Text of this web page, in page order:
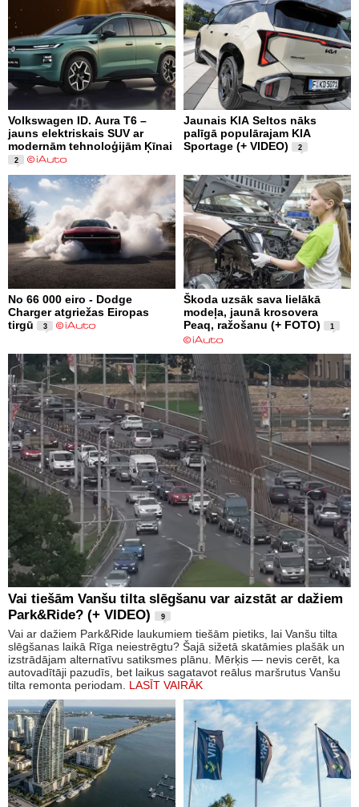
Volkswagen ID. Aura T6 –
jauns elektriskais SUV ar
modernām tehnoloģijām Ķīnai
2
Jaunais KIA Seltos nāks
palīgā populārajam KIA
Sportage (+ VIDEO)
2
No 66 000 eiro - Dodge
Charger atgriežas Eiropas
tirgū
3
Škoda uzsāk sava lielākā
modeļa, jaunā krosovera
Peaq, ražošanu (+ FOTO)
1
Vai tiešām Vanšu tilta slēgšanu var aizstāt ar dažiem
Park&Ride? (+ VIDEO)
9
Vai ar dažiem Park&Ride laukumiem tiešām pietiks, lai Vanšu tilta
slēgšanas laikā Rīga neiestrēgtu? Šajā sižetā skatāmies plašāk un
izstrādājam alternatīvu satiksmes plānu. Mērķis — nevis cerēt, ka
autovadītāji pazudīs, bet laikus sagatavot reālus maršrutus Vanšu
tilta remonta periodam. LASĪT VAIRĀK